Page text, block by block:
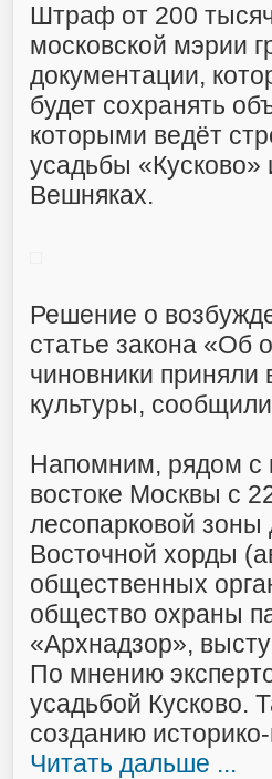
Штраф от 200
московской мэрии
документации,
будет сохранять
которыми ведёт
усадьбы «Кусково»
Вешняках.
Решение о
статье закона «Об
чиновники
культуры,
Напомним, рядом с
востоке Москвы с
лесопарковой зоны
Восточной хорды
общественных
общество охраны
«Архнадзор»,
По мнению
усадьбой Кусково.
созданию
Читать дальше ...